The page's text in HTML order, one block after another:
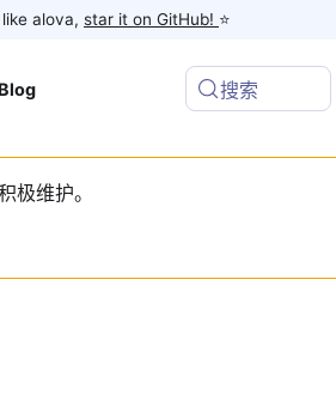
alova, star it on GitHub! ⭐️
Blog 搜索
极维护。